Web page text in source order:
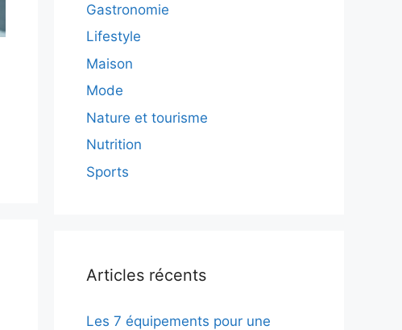
Gastronomie
Lifestyle
Maison
Mode
Nature et tourisme
Nutrition
Sports
Articles récents
Les 7 équipements pour une